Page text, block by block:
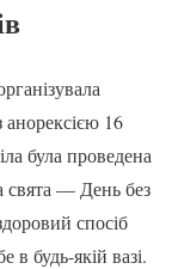
16
була проведена
свята — День без
спосіб
в будь-якій вазі.